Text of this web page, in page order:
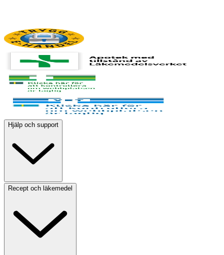
Hjälp och support
Recept och läkemedel